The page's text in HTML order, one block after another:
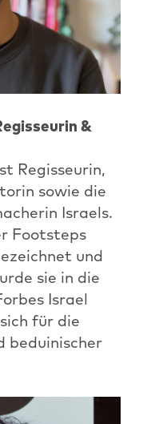
&
Regisseurin,
sowie die
Israels.
Footsteps
und
sie in die
Israel
für die
beduinischer